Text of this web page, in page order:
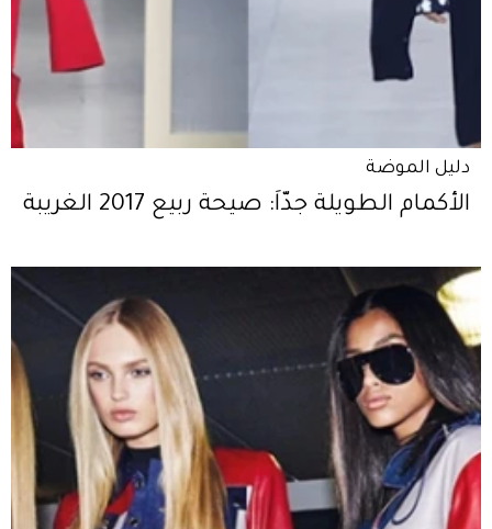
دليل الموضة
الأكمام الطويلة جدّاً: صيحة ربيع 2017 الغريبة